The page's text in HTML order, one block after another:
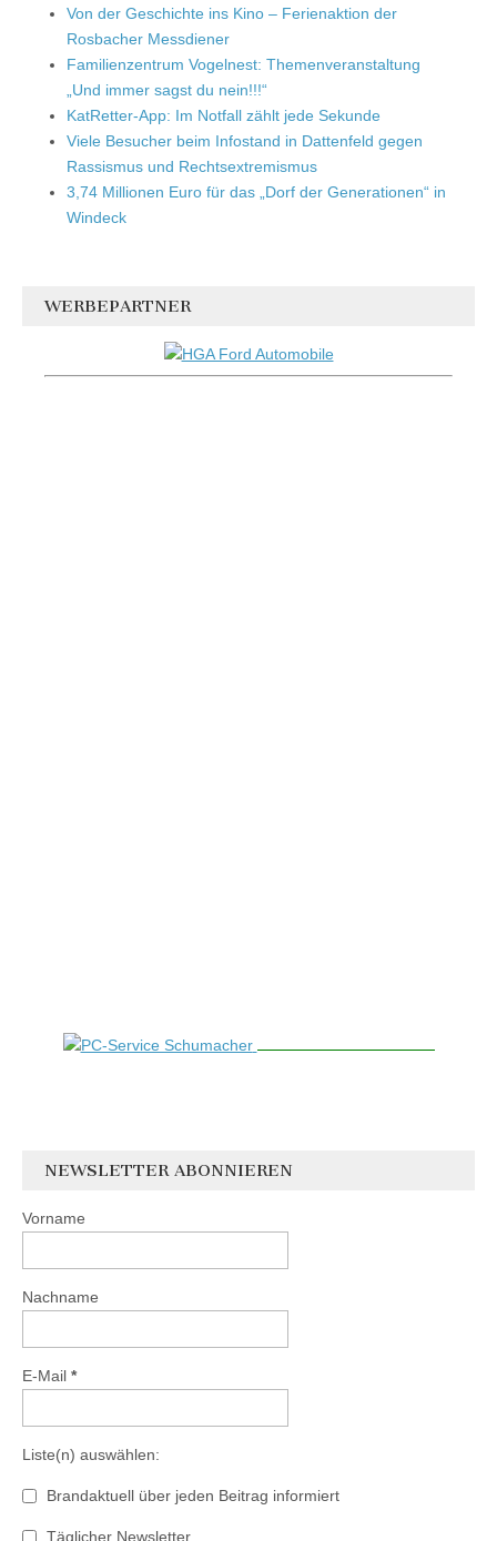
Von der Geschichte ins Kino – Ferienaktion der
Rosbacher Messdiener
Familienzentrum Vogelnest: Themenveranstaltung
„Und immer sagst du nein!!!“
KatRetter-App: Im Notfall zählt jede Sekunde
Viele Besucher beim Infostand in Dattenfeld gegen
Rassismus und Rechtsextremismus
3,74 Millionen Euro für das „Dorf der Generationen“ in
Windeck
WERBEPARTNER
NEWSLETTER ABONNIEREN
Vorname
Nachname
E-Mail *
Liste(n) auswählen:
Brandaktuell über jeden Beitrag informiert
Täglicher Newsletter